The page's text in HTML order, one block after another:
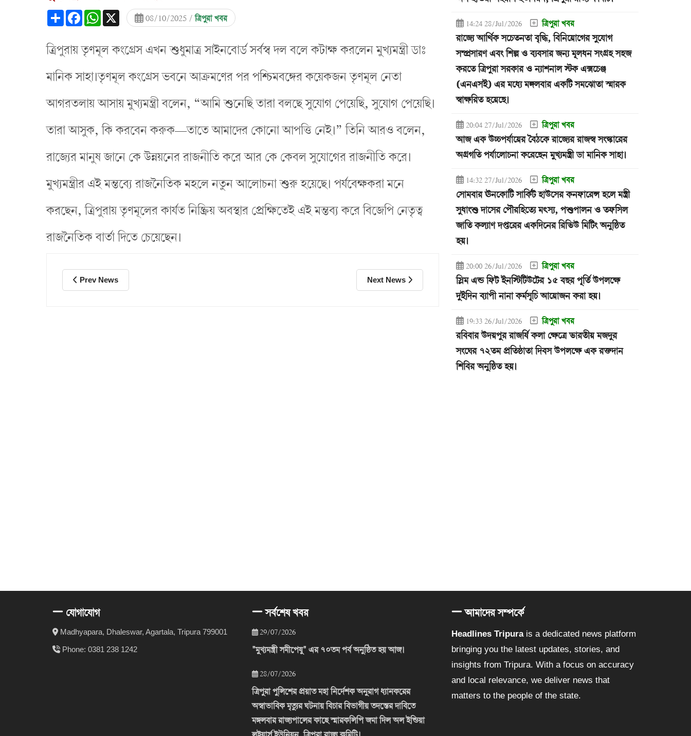
Share FacebookWhatsApp 08/10/2025 /ত্রিপুরা খবর
ত্রিপুরায় তৃণমূল কংগ্রেস এখন শুধুমাত্র সাইনবোর্ড সর্বস্ব দল বলে কটাক্ষ করলেন মুখ্যমন্ত্রী ডাঃ
মানিক সাহা।তৃণমূল কংগ্রেস ভবনে আক্রমণের পর পশ্চিমবঙ্গের কয়েকজন তৃণমূল নেতা
আগরতলায় আসায় মুখ্যমন্ত্রী বলেন, “আমি শুনেছি তারা বলছে সুযোগ পেয়েছি, সুযোগ পেয়েছি।
তারা আসুক, কি করবেন করুক—তাতে আমাদের কোনো আপত্তি নেই।” তিনি আরও বলেন,
রাজ্যের মানুষ জানে কে উন্নয়নের রাজনীতি করে আর কে কেবল সুযোগের রাজনীতি করে।
মুখ্যমন্ত্রীর এই মন্তব্যে রাজনৈতিক মহলে নতুন আলোচনা শুরু হয়েছে। পর্যবেক্ষকরা মনে
করছেন, ত্রিপুরায় তৃণমূলের কার্যত নিষ্ক্রিয় অবস্থার প্রেক্ষিতেই এই মন্তব্য করে বিজেপি নেতৃত্ব
রাজনৈতিক বার্তা দিতে চেয়েছেন।
Prev News Next News
14:24 28/Jul/2026 ত্রিপুরা খবর
রাজ্যে আর্থিক সচেতনতা বৃদ্ধি, বিনিয়োগের সুযোগ
সম্প্রসারণ এবং শিল্প ও ব্যবসার জন্য মূলধন সংগ্রহ সহজ
করতে ত্রিপুরা সরকার ও ন্যাশনাল স্টক এক্সচেঞ্জ
(এনএসই) এর মধ্যে মঙ্গলবার একটি সমঝোতা স্মারক
স্বাক্ষরিত হয়েছে।
20:04 27/Jul/2026 ত্রিপুরা খবর
আজ এক উচ্চপর্যায়ের বৈঠকে রাজ্যের রাজস্ব সংস্কারের
অগ্রগতি পর্যালোচনা করেছেন মুখ্যমন্ত্রী ডা মানিক সাহা।
14:32 27/Jul/2026 ত্রিপুরা খবর
সোমবার ঊনকোটি সার্কিট হাউসের কনফারেন্স হলে মন্ত্রী
সুধাংশু দাসের পৌরহিত্যে মৎস্য, পশুপালন ও তফসিল
জাতি কল্যাণ দপ্তরের একদিনের রিভিউ মিটিং অনুষ্ঠিত
হয়।
20:00 26/Jul/2026 ত্রিপুরা খবর
স্লিম এন্ড ফিট ইনস্টিটিউটের ১৫ বছর পূর্তি উপলক্ষে
দুইদিন ব্যাপী নানা কর্মসূচি আয়োজন করা হয়।
19:33 26/Jul/2026 ত্রিপুরা খবর
রবিবার উদয়পুর রাজর্ষি কলা ক্ষেত্রে ভারতীয় মজদুর
সংঘের ৭২তম প্রতিষ্ঠাতা দিবস উপলক্ষে এক রক্তদান
শিবির অনুষ্ঠিত হয়।
যোগাযোগ
Madhyapara, Dhaleswar, Agartala, Tripura 799001
Phone: 0381 238 1242
সর্বশেষ খবর
29/07/2026
"মুখ্যমন্ত্রী সমীপেষু" এর ৭০তম পর্ব অনুষ্ঠিত হয় আজ।
28/07/2026
ত্রিপুরা পুলিশের প্রয়াত মহা নির্দেশক অনুরাগ ধ্যানকরের
অস্বাভাবিক মৃত্যুর ঘটনায় বিচার বিভাগীয় তদন্তের দাবিতে
মঙ্গলবার রাজ্যপালের কাছে স্মারকলিপি জমা দিল অল ইন্ডিয়া
আমাদের সম্পর্কে
Headlines Tripurais a dedicated news platform
bringing you the latest updates, stories, and
insights from Tripura. With a focus on accuracy
and local relevance, we deliver news that
matters to the people of the state.